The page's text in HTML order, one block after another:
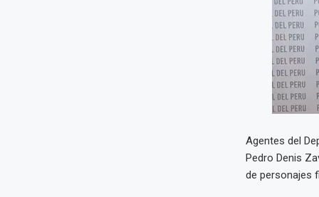
Agentes del
Pedro Denis
de personajes